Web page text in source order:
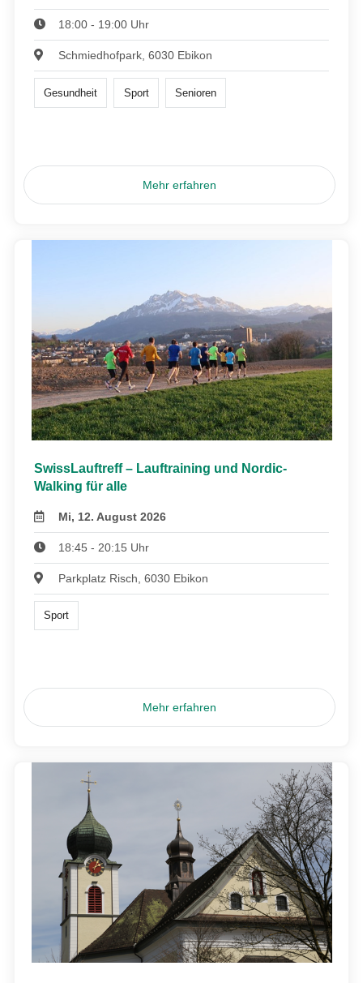
18:00 - 19:00 Uhr
Schmiedhofpark, 6030 Ebikon
Gesundheit Sport Senioren
Mehr erfahren
SwissLauftreff – Lauftraining und Nordic-
Walking für alle
Mi, 12. August 2026
18:45 - 20:15 Uhr
Parkplatz Risch, 6030 Ebikon
Sport
Mehr erfahren